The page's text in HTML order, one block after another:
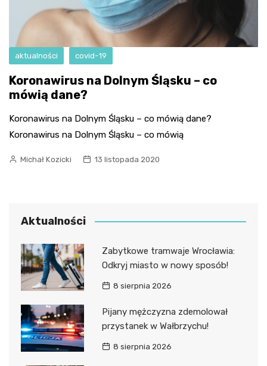
aktualności covid-19
Koronawirus na Dolnym Śląsku – co
mówią dane?
Koronawirus na Dolnym Śląsku – co mówią dane?
Koronawirus na Dolnym Śląsku – co mówią
Michał Kozicki 13 listopada 2020
Aktualności
Zabytkowe tramwaje Wrocławia:
Odkryj miasto w nowy sposób!
8 sierpnia 2026
Pijany mężczyzna zdemolował
przystanek w Wałbrzychu!
8 sierpnia 2026